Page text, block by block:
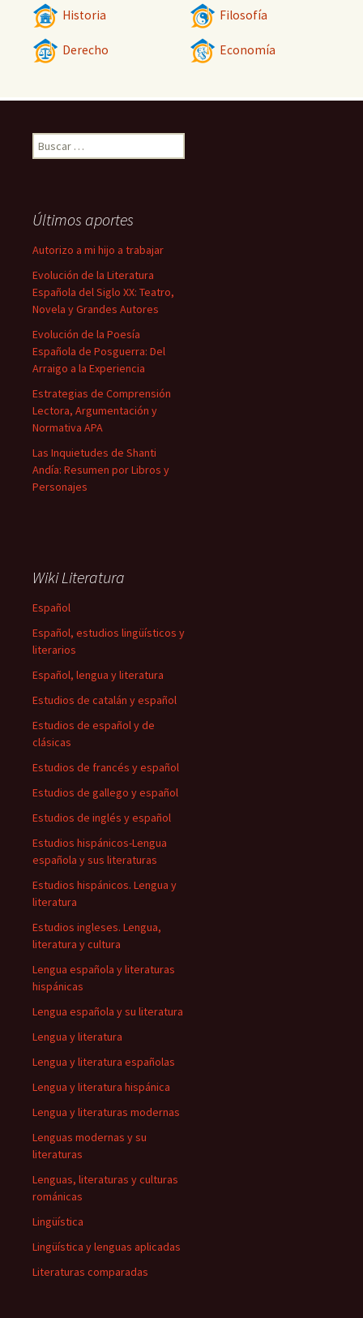
Historia Filosofía
Derecho Economía
Buscar:
Últimos aportes
Autorizo a mi hijo a trabajar
Evolución de la Literatura
Española del Siglo XX: Teatro,
Novela y Grandes Autores
Evolución de la Poesía
Española de Posguerra: Del
Arraigo a la Experiencia
Estrategias de Comprensión
Lectora, Argumentación y
Normativa APA
Las Inquietudes de Shanti
Andía: Resumen por Libros y
Personajes
Wiki Literatura
Español
Español, estudios lingüísticos y
literarios
Español, lengua y literatura
Estudios de catalán y español
Estudios de español y de
clásicas
Estudios de francés y español
Estudios de gallego y español
Estudios de inglés y español
Estudios hispánicos-Lengua
española y sus literaturas
Estudios hispánicos. Lengua y
literatura
Estudios ingleses. Lengua,
literatura y cultura
Lengua española y literaturas
hispánicas
Lengua española y su literatura
Lengua y literatura
Lengua y literatura españolas
Lengua y literatura hispánica
Lengua y literaturas modernas
Lenguas modernas y su
literaturas
Lenguas, literaturas y culturas
románicas
Lingüística
Lingüística y lenguas aplicadas
Literaturas comparadas